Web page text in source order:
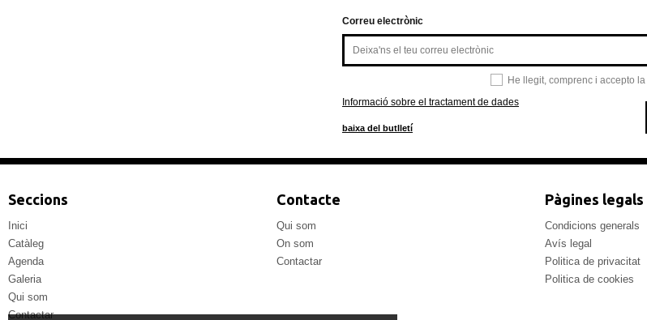
Correu electrònic
He llegit, comprenc i accepto la
Informació sobre el tractament de dades
baixa del butlletí
Seccions
Inici
Catàleg
Agenda
Galeria
Qui som
Contactar
Contacte
Qui som
On som
Contactar
Pàgines legals
Condicions generals
Avís legal
Politica de privacitat
Politica de cookies